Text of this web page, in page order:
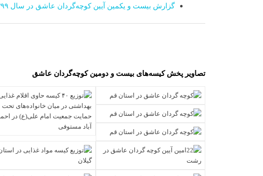
گزارش بیست و یکمین آیین کوچه‌گردان عاشق در سال ۱۳۹۹
تصاویر پخش کیسه‌های بیست و دومین کوچه‌گردان عاشق